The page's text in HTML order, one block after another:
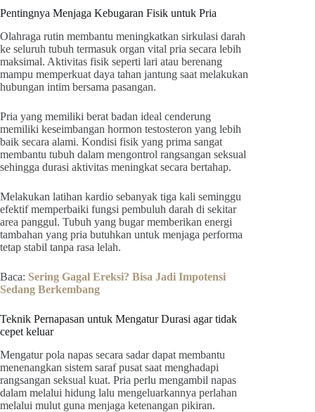
Pentingnya Menjaga Kebugaran Fisik untuk Pria
Olahraga rutin membantu meningkatkan sirkulasi darah
ke seluruh tubuh termasuk organ vital pria secara lebih
maksimal. Aktivitas fisik seperti lari atau berenang
mampu memperkuat daya tahan jantung saat melakukan
hubungan intim bersama pasangan.
Pria yang memiliki berat badan ideal cenderung
memiliki keseimbangan hormon testosteron yang lebih
baik secara alami. Kondisi fisik yang prima sangat
membantu tubuh dalam mengontrol rangsangan seksual
sehingga durasi aktivitas meningkat secara bertahap.
Melakukan latihan kardio sebanyak tiga kali seminggu
efektif memperbaiki fungsi pembuluh darah di sekitar
area panggul. Tubuh yang bugar memberikan energi
tambahan yang pria butuhkan untuk menjaga performa
tetap stabil tanpa rasa lelah.
Baca: Sering Gagal Ereksi? Bisa Jadi Impotensi
Sedang Berkembang
Teknik Pernapasan untuk Mengatur Durasi agar tidak
cepet keluar
Mengatur pola napas secara sadar dapat membantu
menenangkan sistem saraf pusat saat menghadapi
rangsangan seksual kuat. Pria perlu mengambil napas
dalam melalui hidung lalu mengeluarkannya perlahan
melalui mulut guna menjaga ketenangan pikiran.